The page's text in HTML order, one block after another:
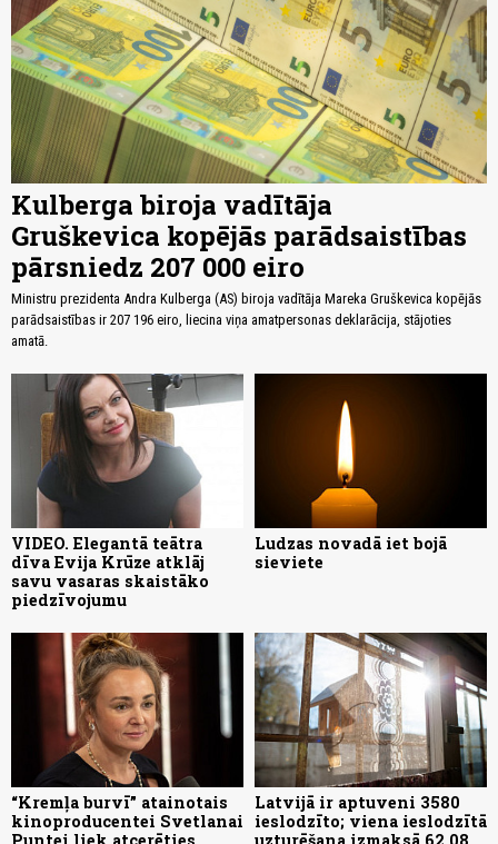
Kulberga biroja vadītāja
Gruškevica kopējās parādsaistības
pārsniedz 207 000 eiro
Ministru prezidenta Andra Kulberga (AS) biroja vadītāja Mareka Gruškevica kopējās
parādsaistības ir 207 196 eiro, liecina viņa amatpersonas deklarācija, stājoties
amatā.
VIDEO. Elegantā teātra
dīva Evija Krūze atklāj
savu vasaras skaistāko
piedzīvojumu
Ludzas novadā iet bojā
sieviete
“Kremļa burvī” atainotais
kinoproducentei Svetlanai
Latvijā ir aptuveni 3580
ieslodzīto; viena ieslodzītā